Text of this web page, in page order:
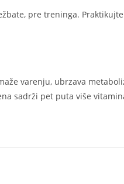
pre treninga.
varenju, ubrzava
sadrži pet puta više